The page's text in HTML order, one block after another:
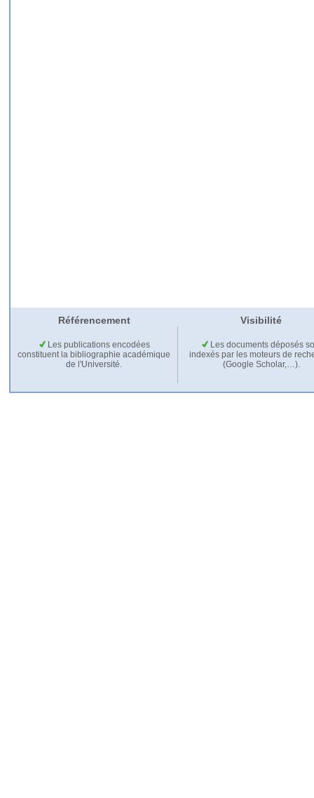
Référencement Visibilité
Les publications encodées
constituent la bibliographie académique
de l'Université.
Les documents déposés
indexés par les moteurs de
(Google Scholar,…).